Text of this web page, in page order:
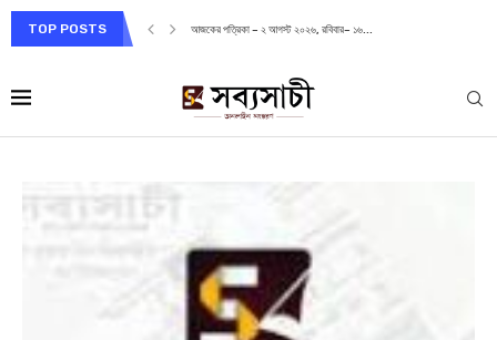
TOP POSTS আজকের পত্রিকা – ২ আগস্ট ২০২৬, রবিবার– ১৬...